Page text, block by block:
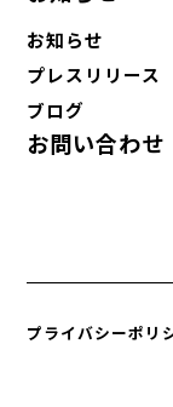
お知らせ
プレスリリース
ブログ
お問い合わせ
プライバシーポリ